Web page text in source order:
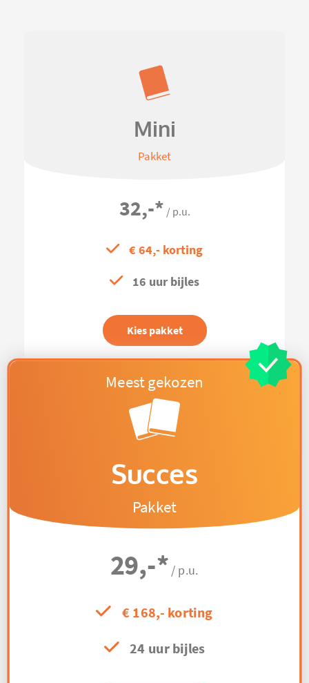
Mini
Pakket
32,-* / p.u.
€ 64,- korting
16 uur bijles
Kies pakket
Succes
Pakket
29,-* / p.u.
€ 168,- korting
24 uur bijles